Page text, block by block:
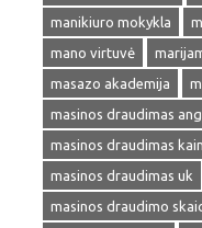
manikiuro mokykla
mano virtuvė
masazo akademija
masinos draudimas
masinos draudimas
masinos draudimas uk
masinos draudimo